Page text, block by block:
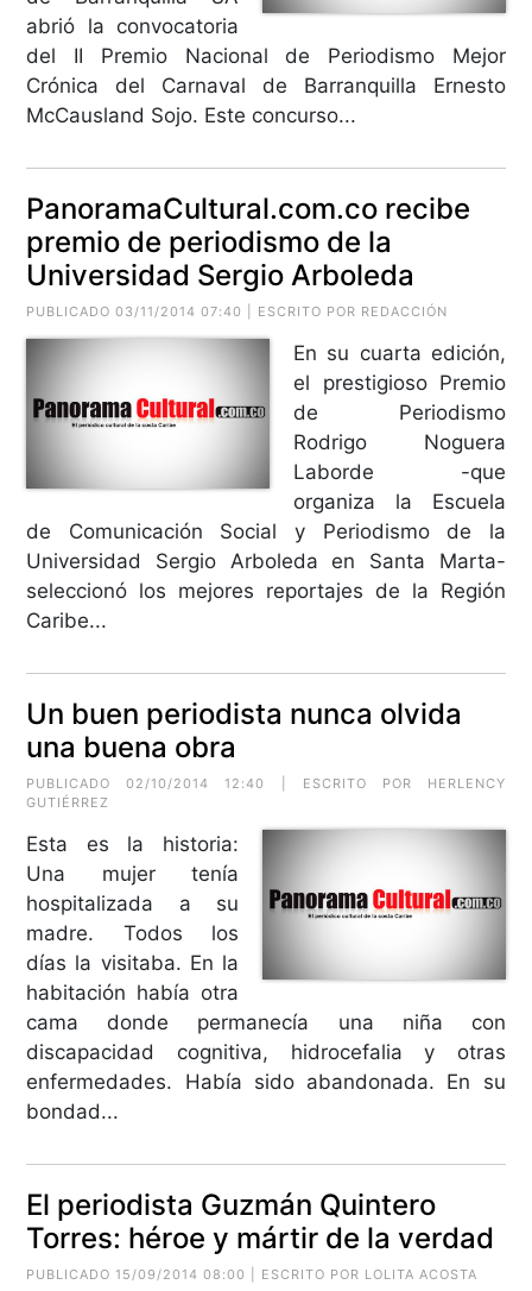
abrió la convocatoria
del II Premio Nacional de Periodismo Mejor
Crónica del Carnaval de Barranquilla Ernesto
McCausland Sojo. Este concurso...
PanoramaCultural.com.co recibe
premio de periodismo de la
Universidad Sergio Arboleda
PUBLICADO 03/11/2014 07:40 | ESCRITO POR REDACCIÓN
En su cuarta edición,
el prestigioso Premio
de Periodismo
Rodrigo Noguera
Laborde -que
organiza la Escuela
de Comunicación Social y Periodismo de la
Universidad Sergio Arboleda en Santa Marta-
seleccionó los mejores reportajes de la Región
Caribe...
Un buen periodista nunca olvida
una buena obra
PUBLICADO 02/10/2014 12:40 | ESCRITO POR HERLENCY
GUTIÉRREZ
Esta es la historia:
Una mujer tenía
hospitalizada a su
madre. Todos los
días la visitaba. En la
habitación había otra
cama donde permanecía una niña con
discapacidad cognitiva, hidrocefalia y otras
enfermedades. Había sido abandonada. En su
bondad...
El periodista Guzmán Quintero
Torres: héroe y mártir de la verdad
PUBLICADO 15/09/2014 08:00 | ESCRITO POR LOLITA ACOSTA